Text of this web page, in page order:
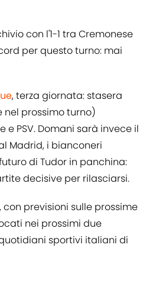
con l'1-1 tra Cremonese
per questo turno: mai
, terza giornata: stasera
prossimo turno)
PSV. Domani sarà invece il
Madrid, i bianconeri
di Tudor in panchina:
decisive per rilasciarsi.
previsioni sulle prossime
nei prossimi due
sportivi italiani di